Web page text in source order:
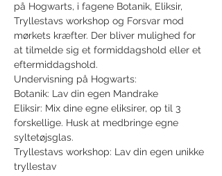
på Hogwarts, i fagene Botanik, Eliksir,
Tryllestavs workshop og Forsvar mod
mørkets kræfter. Der bliver mulighed for
at tilmelde sig et formiddagshold eller et
eftermiddagshold.
Undervisning på Hogwarts:
Botanik: Lav din egen Mandrake
Eliksir: Mix dine egne eliksirer, op til 3
forskellige. Husk at medbringe egne
syltetøjsglas.
Tryllestavs workshop: Lav din egen unikke
tryllestav